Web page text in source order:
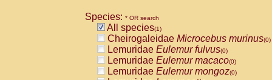
CebidaeCebus capucinus
CebidaeCebus nigrivittatus
CebidaeCebus spp.(0)
CebidaeSaimiri boliviensis(0)
CebidaeSaimiri sciureus(0)
AtelidaeAlouatta caraya(0)
Species: * OR search
All species(1)
Cheirogaleidae Microcebus murinus(0)
Lemuridae Eulemur fulvus(0)
Lemuridae Eulemur macaco(0)
Lemuridae Eulemur mongoz(0)